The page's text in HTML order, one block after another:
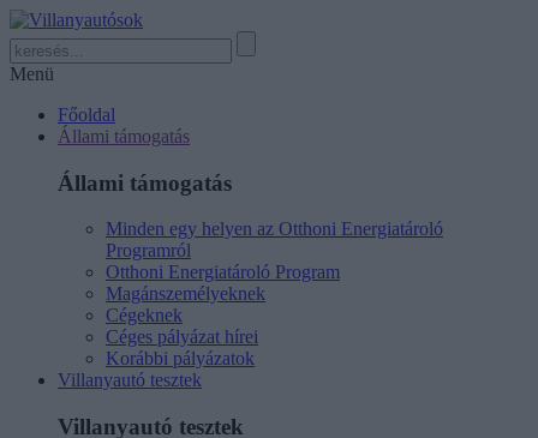
Menü
Főoldal
Állami támogatás
Állami támogatás
Minden egy helyen az Otthoni Energiatároló
Programról
Otthoni Energiatároló Program
Magánszemélyeknek
Cégeknek
Céges pályázat hírei
Korábbi pályázatok
Villanyautó tesztek
Villanyautó tesztek